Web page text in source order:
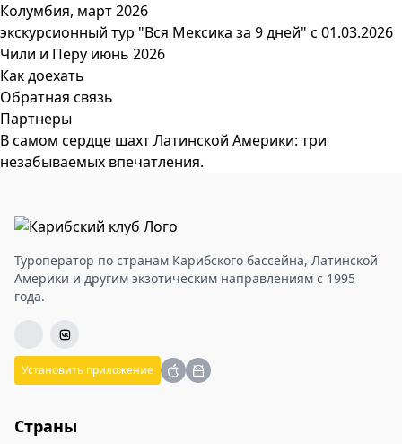
Колумбия, март 2026
экскурсионный тур "Вся Мексика за 9 дней" с 01.03.2026
Чили и Перу июнь 2026
Как доехать
Обратная связь
Партнеры
В самом сердце шахт Латинской Америки: три
незабываемых впечатления.
Туроператор по странам Карибского бассейна, Латинской
Америки и другим экзотическим направлениям с 1995
года.
Установить приложение
Страны